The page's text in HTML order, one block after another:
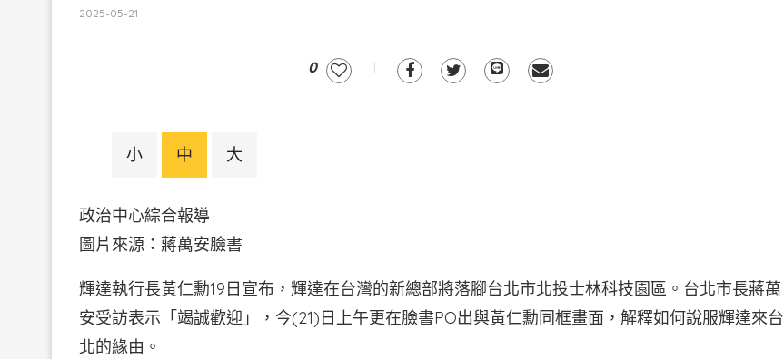
2025-05-21
0
小 中 大
政治中心綜合報導
圖片來源：蔣萬安臉書
輝達執行長黃仁勳19日宣布，輝達在台灣的新總部將落腳台北市北投士林科技園區。台北市長蔣萬
安受訪表示「竭誠歡迎」，今(21)日上午更在臉書PO出與黃仁勳同框畫面，解釋如何說服輝達來台
北的緣由。